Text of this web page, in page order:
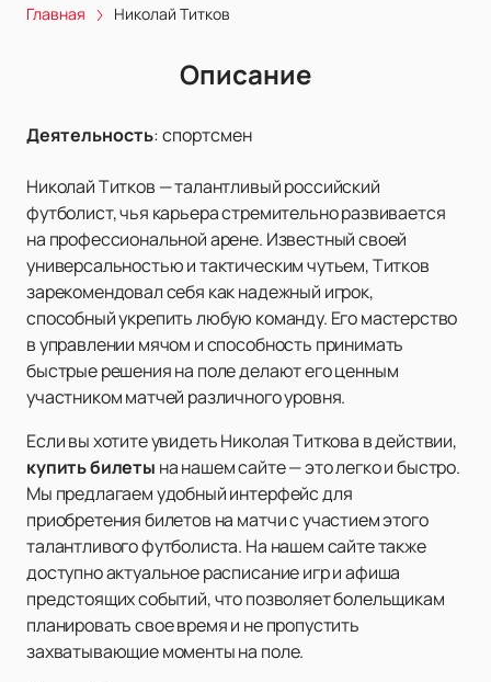
Главная Николай Титков
Описание
Деятельность:спортсмен
Николай Титков — талантливый российский
футболист, чья карьера стремительно развивается
на профессиональной арене. Известный своей
универсальностью и тактическим чутьем, Титков
зарекомендовал себя как надежный игрок,
способный укрепить любую команду. Его мастерство
в управлении мячом и способность принимать
быстрые решения на поле делают его ценным
участником матчей различного уровня.
Если вы хотите увидеть Николая Титкова в действии,
купить билеты на нашем сайте — это легко и быстро.
Мы предлагаем удобный интерфейс для
приобретения билетов на матчи с участием этого
талантливого футболиста. На нашем сайте также
доступно актуальное расписание игр и афиша
предстоящих событий, что позволяет болельщикам
планировать свое время и не пропустить
захватывающие моменты на поле.